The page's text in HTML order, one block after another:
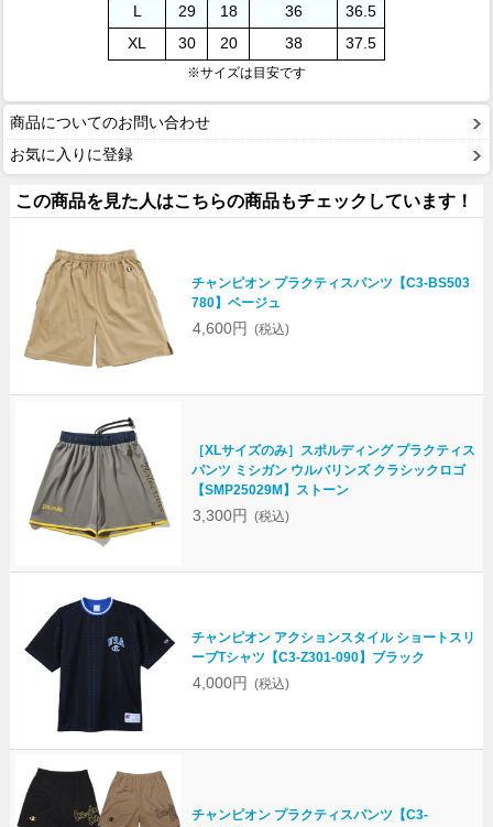
L
29 18 36
36.5
XL
30 20 38 37.5
※サイズは目安です
商品についてのお問い合わせ
お気に入りに登録
この商品を見た人はこちらの商品もチェックしています！
チャンピオン プラクティスパンツ【C3-BS503
780】ベージュ
4,600円 (税込)
［XLサイズのみ］スポルディング プラクティス
パンツ ミシガン ウルバリンズ クラシックロゴ
【SMP25029M】ストーン
3,300円 (税込)
チャンピオン アクションスタイル ショートスリ
ーブTシャツ【C3-Z301-090】ブラック
4,000円 (税込)
チャンピオン プラクティスパンツ【C3-